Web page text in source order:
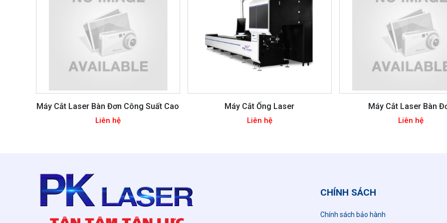
Máy Cắt Laser Bàn Đơn Công Suất Cao
Liên hệ
Máy Cắt Ống Laser
Liên hệ
Máy Cắt Laser Bàn
Liên hệ
CHÍNH SÁCH
Chính sách bảo hành